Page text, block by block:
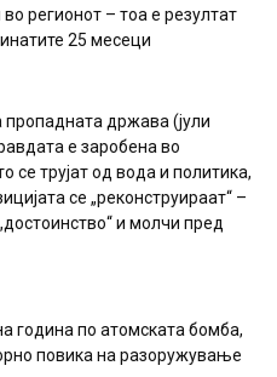
во регионот – тоа е резултат
25 месеци
држава (јули
е заробена во
се трујат од вода и политика,
се „реконструираат“ –
и молчи пред
година по атомската бомба,
повика на разоружување